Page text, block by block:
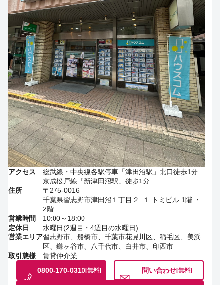
アクセス
総武線・中央線各駅停車「津田沼駅」北口徒歩1分
京成松戸線「新津田沼駅」徒歩1分
住所
〒275-0016
千葉県習志野市津田沼１丁目２−１ トミビル 1階 ・
2階
営業時間
10:00～18:00
定休日
水曜日(2週目・4週目の水曜日)
営業エリア習志野市、船橋市、千葉市花見川区、稲毛区、美浜
区、鎌ヶ谷市、八千代市、白井市、印西市
取引態様
賃貸仲介業
0800-170-0310[無料] 問い合わせ[無料]